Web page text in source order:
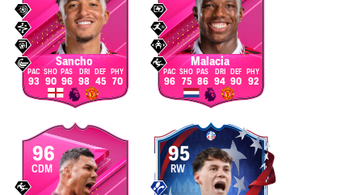
Sancho
93 90 96 98 45 70
Malacia
96 75 86 94 90 92
96
CDM
95
RW